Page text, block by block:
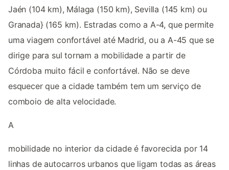
Jaén (104 km), Málaga (150 km), Sevilla (145 km) ou
Granada} (165 km). Estradas como a A-4, que permite
uma viagem confortável até Madrid, ou a A-45 que se
dirige para sul tornam a mobilidade a partir de
Córdoba muito fácil e confortável. Não se deve
esquecer que a cidade também tem um serviço de
comboio de alta velocidade.
A
mobilidade no interior da cidade é favorecida por 14
linhas de autocarros urbanos que ligam todas as áreas